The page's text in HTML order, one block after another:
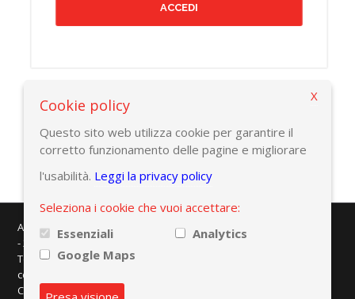
Torna alla pagina precedente
AMAPLAST - Centro Direzionale Milanofiori - Strada 1 - Palazzo F/3
- 20057 Assago (MI)
Tel. +39 02 8228371 - e-mail:
codice fiscale: 80134430158 - PEC:
Copyright © 2026 Promaplast srl. Tutti i diritti riservati.
Cookie policy
Questo sito web utilizza cookie per garantire il
corretto funzionamento delle pagine e migliorare
l'usabilità. Leggi la privacy policy
Seleziona i cookie che vuoi accettare:
Essenziali
Analytics
Google Maps
X